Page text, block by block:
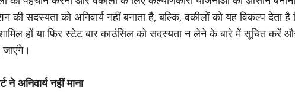
की सदस्यता को अनिवार्य नहीं बनाता है, बल्कि, वकीलों को यह विकल्प देता है
शामिल हों या फिर स्टेट बार काउंसिल को सदस्यता न लेने के बारे में सूचित करें
अनिवार्य नहीं माना